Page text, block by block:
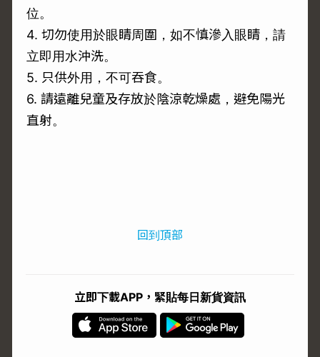
位。
4. 切勿使用於眼睛周圍，如不慎滲入眼睛，請
立即用水沖洗。
5. 只供外用，不可吞食。
6. 請遠離兒童及存放於陰涼乾燥處，避免陽光
直射。
回到頂部
立即下載APP，緊貼每日新貨資訊